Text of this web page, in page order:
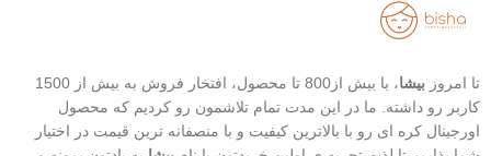
تا امروز بیشا
، با بیش از800 تا محصول، افتخار فروش به بیش از 1500
کاربر رو داشته. ما در این مدت تمام تلاشمون رو کردیم که محصول
اورجینال کره ای رو با بالاترین کیفیت و با منصفانه ترین قیمت در اختیار